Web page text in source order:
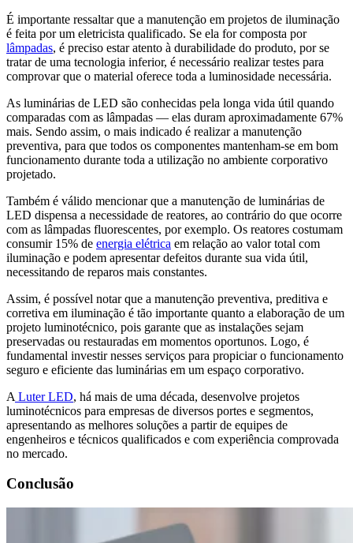
É importante ressaltar que a manutenção em projetos de iluminação
é feita por um eletricista qualificado. Se ela for composta por
lâmpadas, é preciso estar atento à durabilidade do produto, por se
tratar de uma tecnologia inferior, é necessário realizar testes para
comprovar que o material oferece toda a luminosidade necessária.
As luminárias de LED são conhecidas pela longa vida útil quando
comparadas com as lâmpadas — elas duram aproximadamente 67%
mais. Sendo assim, o mais indicado é realizar a manutenção
preventiva, para que todos os componentes mantenham-se em bom
funcionamento durante toda a utilização no ambiente corporativo
projetado.
Também é válido mencionar que a manutenção de luminárias de
LED dispensa a necessidade de reatores, ao contrário do que ocorre
com as lâmpadas fluorescentes, por exemplo. Os reatores costumam
consumir 15% de energia elétrica em relação ao valor total com
iluminação e podem apresentar defeitos durante sua vida útil,
necessitando de reparos mais constantes.
Assim, é possível notar que a manutenção preventiva, preditiva e
corretiva em iluminação é tão importante quanto a elaboração de um
projeto luminotécnico, pois garante que as instalações sejam
preservadas ou restauradas em momentos oportunos. Logo, é
fundamental investir nesses serviços para propiciar o funcionamento
seguro e eficiente das luminárias em um espaço corporativo.
A Luter LED, há mais de uma década, desenvolve projetos
luminotécnicos para empresas de diversos portes e segmentos,
apresentando as melhores soluções a partir de equipes de
engenheiros e técnicos qualificados e com experiência comprovada
no mercado.
Conclusão